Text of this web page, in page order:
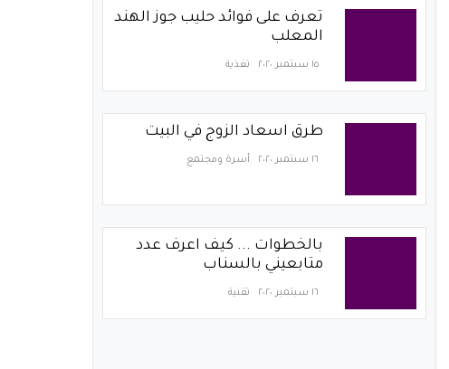
تعرف على فوائد حليب جوز الهند
المعلب
١٥ سبتمبر ٢٠٢٠ تغذية
طرق اسعاد الزوج في البيت
١٦ سبتمبر ٢٠٢٠ أسرة ومجتمع
بالخطوات ... كيف اعرف عدد
متابعيني بالسناب
١٦ سبتمبر ٢٠٢٠ تقنية